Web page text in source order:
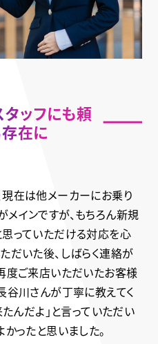
ッフにも頼
在に
在は他メーカーにお乗り
インですが、もちろん新規
っていただける対応を心
だいた後、しばらく連絡が
度ご来店いただいたお客様
谷川さんが丁寧に教えてく
んだよ」と言っていただい
ったと思いました。